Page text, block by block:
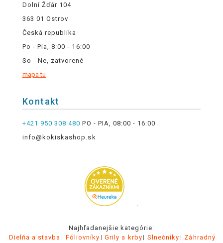
Dolní Žďár 104
363 01 Ostrov
Česká republika
Po - Pia, 8:00 - 16:00
So - Ne, zatvorené
mapa tu
Kontakt
+421 950 308 480 PO - PIA, 08:00 - 16:00
info@kokiskashop.sk
.
Najhľadanejšie kategórie:
Dielňa a stavba
Fóliovníky Grily a krby Slnečníky
Záhradný